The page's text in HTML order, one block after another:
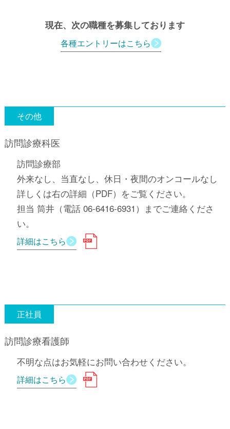
現在、次の職種を募集しております
各種エントリーはこちら
その他
訪問診療科医
訪問診療部
外来なし、当直なし、休日・夜間のオンコールなし
詳しくは右の詳細（PDF）をご覧ください。
担当 筒井（電話 06-6416-6931）までご連絡くださ
い。
詳細はこちら
正社員
訪問診療看護師
不明な点はお気軽にお問い合わせください。
詳細はこちら